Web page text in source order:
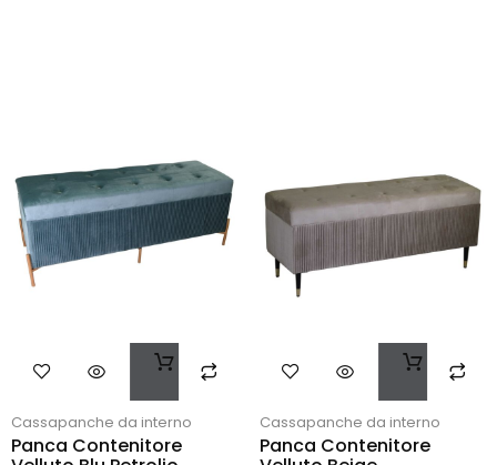
Cassapanche da interno
Panca Contenitore
Cassapanche da interno
Panca Contenitore